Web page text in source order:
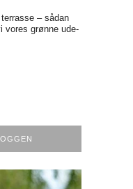
– sådan
vores grønne ude-